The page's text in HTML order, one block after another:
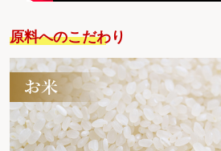
原料へのこだわり